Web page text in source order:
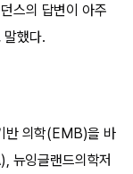
스의 답변이 아주
말했다.
반 의학(EMB)을 바
뉴잉글랜드의학저